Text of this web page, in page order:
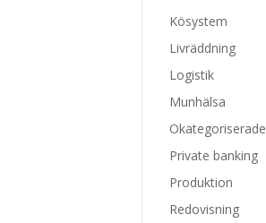
Kösystem
Livräddning
Logistik
Munhälsa
Okategoriserade
Private banking
Produktion
Redovisning